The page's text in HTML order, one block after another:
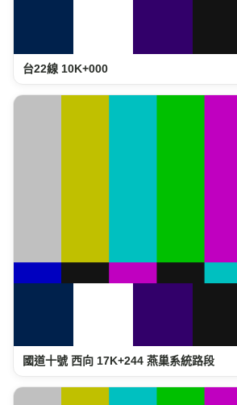
台22線 10K+000
國道十號 西向 17K+244 燕巢系統路段